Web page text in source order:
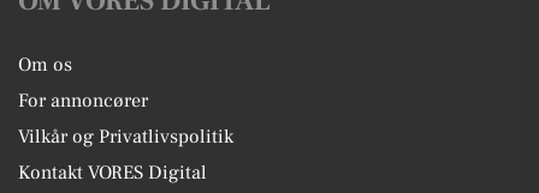
Om os
For annoncører
Vilkår og Privatlivspolitik
Kontakt VORES Digital